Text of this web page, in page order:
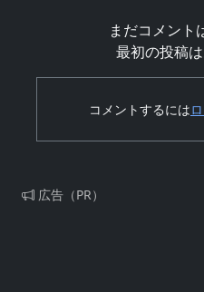
まだコメント
最初の投稿
コメントするには
広告（PR）